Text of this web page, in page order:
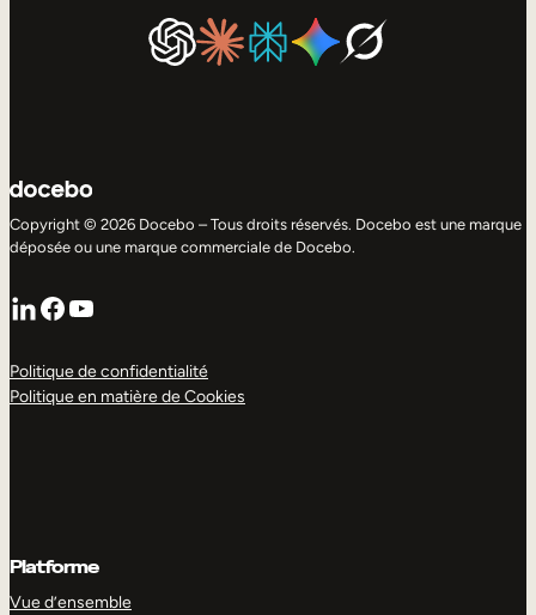
Copyright © 2026 Docebo – Tous droits réservés. Docebo est une marque
déposée ou une marque commerciale de Docebo.
LinkedIn
Facebook
YouTube
Politique de confidentialité
Politique en matière de Cookies
Platforme
Vue d’ensemble